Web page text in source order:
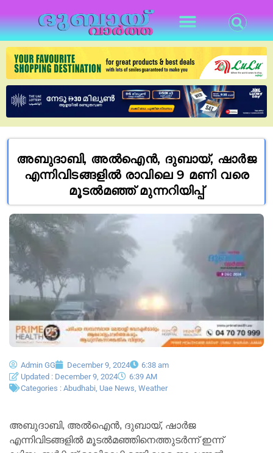
അബുദാബി, അൽഐൻ, ദുബായ്, ഷാർജ
എന്നിവിടങ്ങളിൽ രാവിലെ 9 മണി വരെ
മൂടൽമഞ്ഞ് മുന്നറിയിപ്പ്
Admin GG December 9, 2024
6:38 am
Updated : December 9, 2024
6:39 AM
Categories : Abudhabi Uae News Weather
അബുദാബി, അൽഐൻ, ദുബായ്, ഷാർജ
എന്നിവിടങ്ങളിൽ മൂടൽമഞ്ഞിനെത്തുടർന്ന് ഇന്ന്